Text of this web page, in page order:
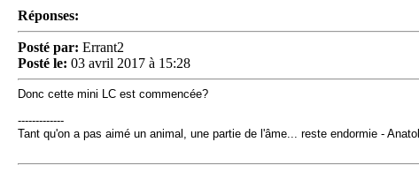
Réponses:
Posté par: Errant2
Posté le: 03 avril 2017 à 15:28
Donc cette mini LC est commencée?
-------------
Tant qu'on a pas aimé un animal, une partie de l'âme... reste endormie -